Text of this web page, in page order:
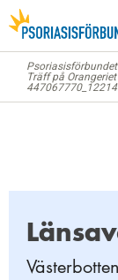
Träff på Orangeriet